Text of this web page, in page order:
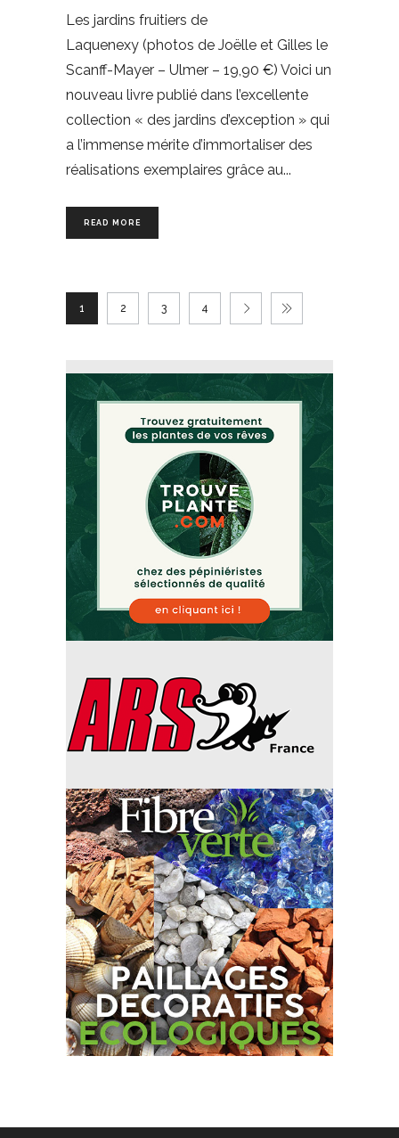
Les jardins fruitiers de
Laquenexy (photos de Joëlle et Gilles le
Scanff-Mayer – Ulmer – 19,90 €) Voici un
nouveau livre publié dans l’excellente
collection « des jardins d’exception » qui
a l’immense mérite d’immortaliser des
réalisations exemplaires grâce au
READ MORE
1 2 3 4